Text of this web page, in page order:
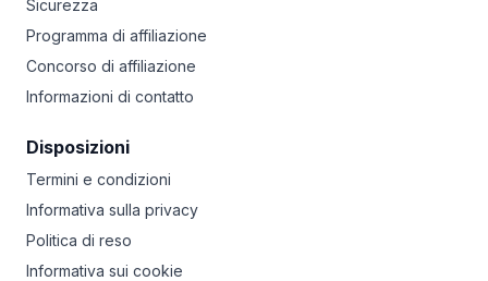
Sicurezza
Programma di affiliazione
Concorso di affiliazione
Informazioni di contatto
Disposizioni
Termini e condizioni
Informativa sulla privacy
Politica di reso
Informativa sui cookie